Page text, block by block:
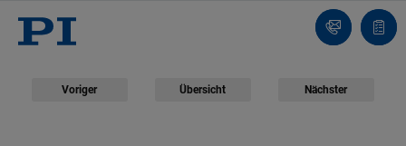
Kontakt
Voriger Übersicht Nächster